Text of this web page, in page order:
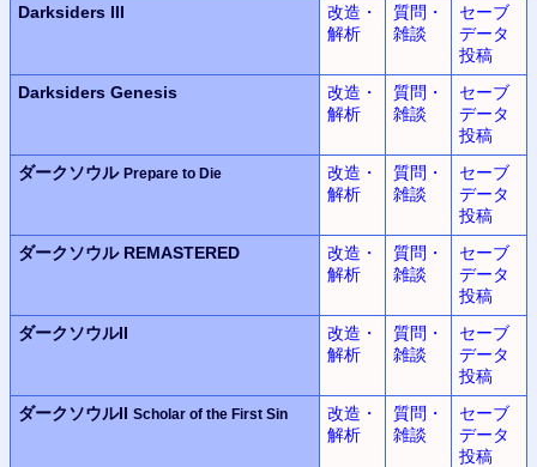
Darksiders III
改造・
解析
質問・
雑談
セーブ
データ
投稿
Darksiders Genesis
改造・
解析
質問・
雑談
セーブ
データ
投稿
ダークソウル Prepare to Die
改造・
解析
質問・
雑談
セーブ
データ
投稿
ダークソウル REMASTERED
改造・
解析
質問・
雑談
セーブ
データ
投稿
ダークソウルII
改造・
解析
質問・
雑談
セーブ
データ
投稿
ダークソウルII Scholar of the First Sin
改造・
解析
質問・
雑談
セーブ
データ
投稿